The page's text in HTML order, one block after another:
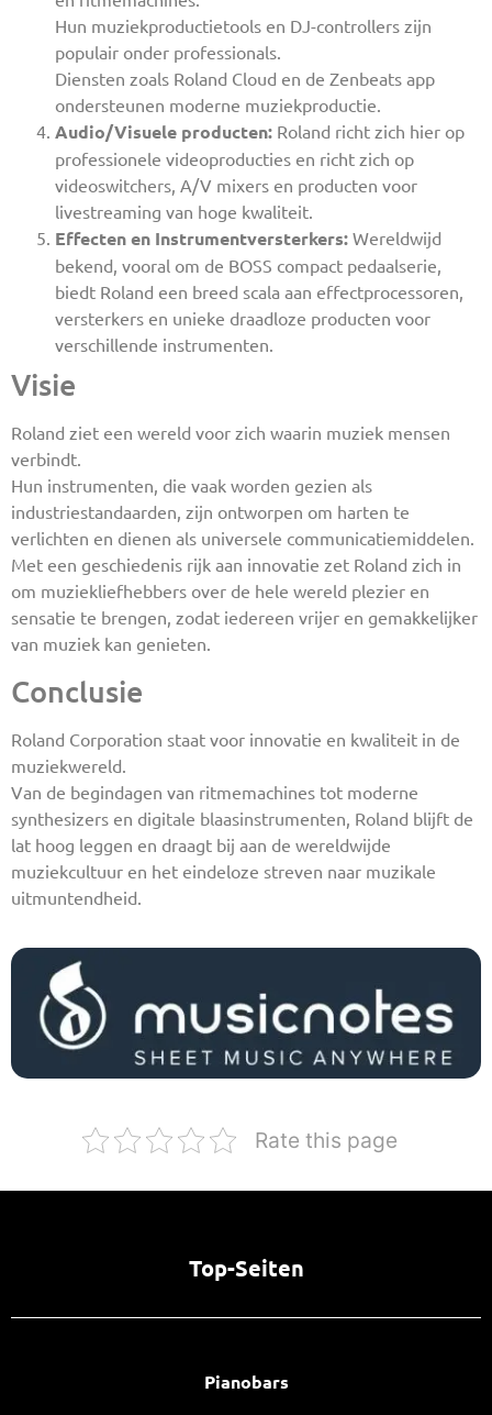
Hun muziekproductietools en DJ-controllers zijn
populair onder professionals.
Diensten zoals Roland Cloud en de Zenbeats app
ondersteunen moderne muziekproductie.
Audio/Visuele producten: Roland richt zich hier op
professionele videoproducties en richt zich op
videoswitchers, A/V mixers en producten voor
livestreaming van hoge kwaliteit.
Effecten en Instrumentversterkers: Wereldwijd
bekend, vooral om de BOSS compact pedaalserie,
biedt Roland een breed scala aan effectprocessoren,
versterkers en unieke draadloze producten voor
verschillende instrumenten.
Visie
Roland ziet een wereld voor zich waarin muziek mensen
verbindt.
Hun instrumenten, die vaak worden gezien als
industriestandaarden, zijn ontworpen om harten te
verlichten en dienen als universele communicatiemiddelen.
Met een geschiedenis rijk aan innovatie zet Roland zich in
om muziekliefhebbers over de hele wereld plezier en
sensatie te brengen, zodat iedereen vrijer en gemakkelijker
van muziek kan genieten.
Conclusie
Roland Corporation staat voor innovatie en kwaliteit in de
muziekwereld.
Van de begindagen van ritmemachines tot moderne
synthesizers en digitale blaasinstrumenten, Roland blijft de
lat hoog leggen en draagt bij aan de wereldwijde
muziekcultuur en het eindeloze streven naar muzikale
uitmuntendheid.
Rate this page
Top-Seiten
Pianobars